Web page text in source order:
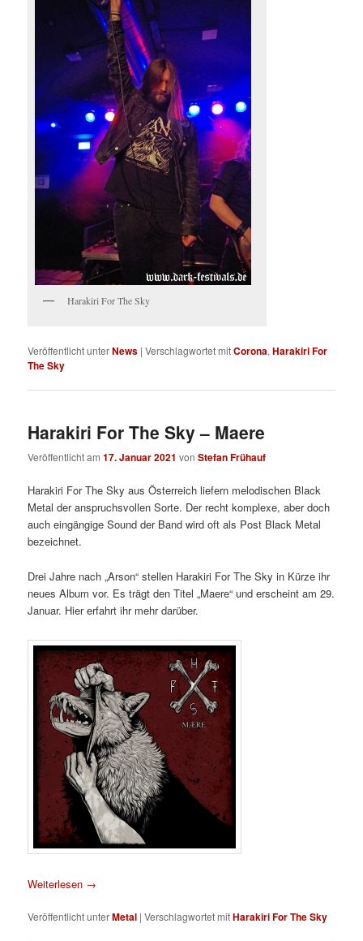
Harakiri For The Sky
Veröffentlicht unterNews |Verschlagwortet mitCorona,Harakiri For
The Sky
Harakiri For The Sky – Maere
Veröffentlicht am17. Januar 2021 vonStefan Frühauf
Harakiri For The Sky aus Österreich liefern melodischen Black
Metal der anspruchsvollen Sorte. Der recht komplexe, aber doch
auch eingängige Sound der Band wird oft als Post Black Metal
bezeichnet.
Drei Jahre nach „Arson“ stellen Harakiri For The Sky in Kürze ihr
neues Album vor. Es trägt den Titel „Maere“ und erscheint am 29.
Januar. Hier erfahrt ihr mehr darüber.
Weiterlesen →
Veröffentlicht unterMetal |Verschlagwortet mitHarakiri For The Sky